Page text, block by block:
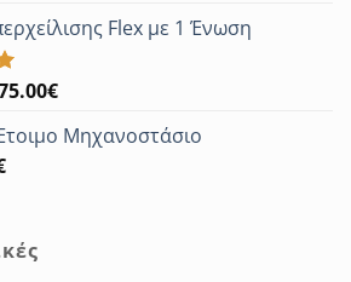
Flex με 1 Ένωση
€Price
69.00€
Μηχανοστάσιο